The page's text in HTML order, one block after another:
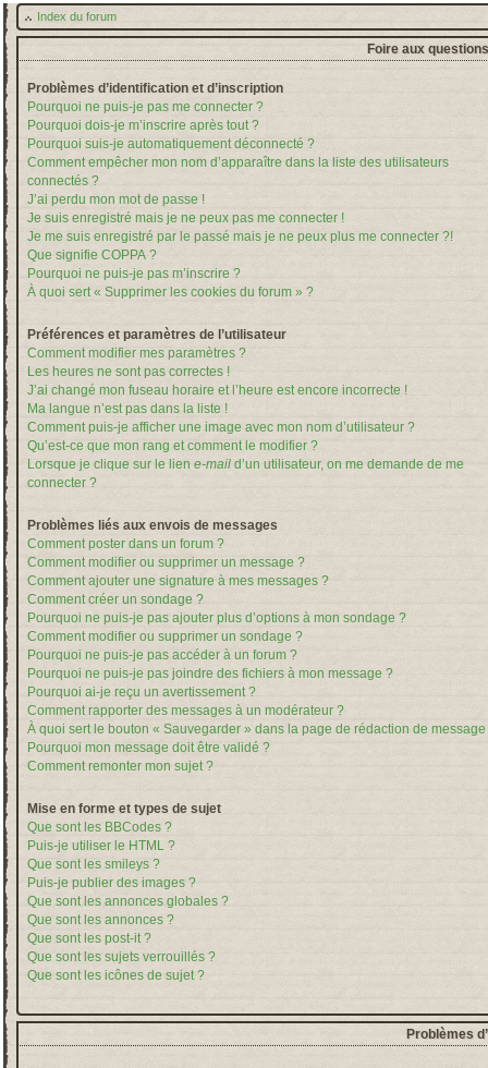
Index du forum
Foire aux
Problèmes d’identification et d’inscription
Pourquoi ne puis-je pas me connecter ?
Pourquoi dois-je m’inscrire après tout ?
Pourquoi suis-je automatiquement déconnecté ?
Comment empêcher mon nom d’apparaître dans la liste des utilisateurs
connectés ?
J’ai perdu mon mot de passe !
Je suis enregistré mais je ne peux pas me connecter !
Je me suis enregistré par le passé mais je ne peux plus me connecter ?!
Que signifie COPPA ?
Pourquoi ne puis-je pas m’inscrire ?
À quoi sert « Supprimer les cookies du forum » ?
Préférences et paramètres de l’utilisateur
Comment modifier mes paramètres ?
Les heures ne sont pas correctes !
J’ai changé mon fuseau horaire et l’heure est encore incorrecte !
Ma langue n’est pas dans la liste !
Comment puis-je afficher une image avec mon nom d’utilisateur ?
Qu’est-ce que mon rang et comment le modifier ?
Lorsque je clique sur le lien e-mail d’un utilisateur, on me demande de me
connecter ?
Problèmes liés aux envois de messages
Comment poster dans un forum ?
Comment modifier ou supprimer un message ?
Comment ajouter une signature à mes messages ?
Comment créer un sondage ?
Pourquoi ne puis-je pas ajouter plus d’options à mon sondage ?
Comment modifier ou supprimer un sondage ?
Pourquoi ne puis-je pas accéder à un forum ?
Pourquoi ne puis-je pas joindre des fichiers à mon message ?
Pourquoi ai-je reçu un avertissement ?
Comment rapporter des messages à un modérateur ?
À quoi sert le bouton « Sauvegarder » dans la page de rédaction de message
Pourquoi mon message doit être validé ?
Comment remonter mon sujet ?
Mise en forme et types de sujet
Que sont les BBCodes ?
Puis-je utiliser le HTML ?
Que sont les smileys ?
Puis-je publier des images ?
Que sont les annonces globales ?
Que sont les annonces ?
Que sont les post-it ?
Que sont les sujets verrouillés ?
Que sont les icônes de sujet ?
Problèmes